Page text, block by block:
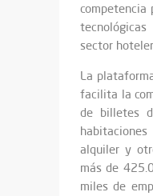
competencia
sector
La
facilita la
de billetes
alquiler y
más de
miles de